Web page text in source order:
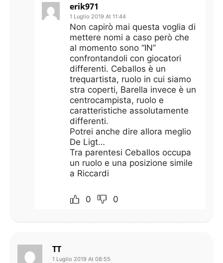
erik971
1 Luglio 2019 At 11:44
Non capirò mai questa voglia di
mettere nomi a caso però che
al momento sono “IN”
confrontandoli con giocatori
differenti. Ceballos è un
trequartista, ruolo in cui siamo
stra coperti, Barella invece è un
centrocampista, ruolo e
caratteristiche assolutamente
differenti.
Potrei anche dire allora meglio
De Ligt…
Tra parentesi Ceballos occupa
un ruolo e una posizione simile
a Riccardi
0 0
TT
1 Luglio 2019 At 08:55